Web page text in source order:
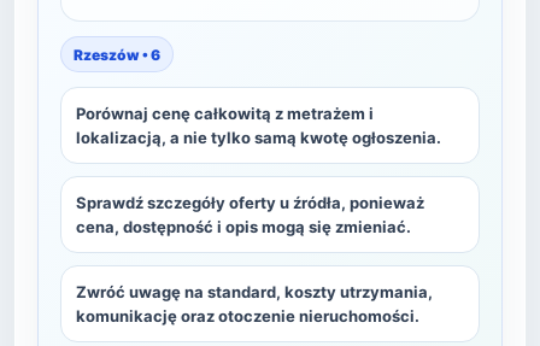
Rzeszów • 6
Porównaj cenę całkowitą z metrażem i
lokalizacją, a nie tylko samą kwotę ogłoszenia.
Sprawdź szczegóły oferty u źródła, ponieważ
cena, dostępność i opis mogą się zmieniać.
Zwróć uwagę na standard, koszty utrzymania,
komunikację oraz otoczenie nieruchomości.